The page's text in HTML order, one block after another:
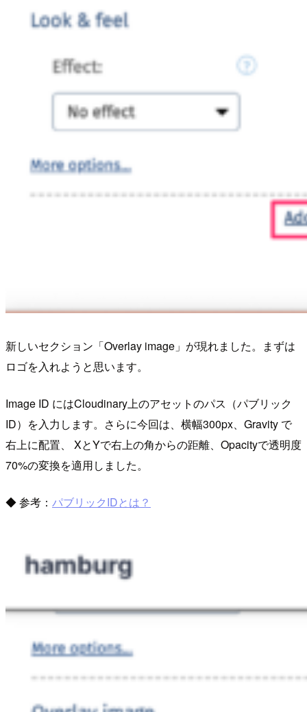
新しいセクション「Overlay image」が現れました。まずは
ロゴを入れようと思います。
Image ID にはCloudinary上のアセットのパス（パブリック
ID）を入力します。さらに今回は、横幅300px、Gravity で
右上に配置、 XとYで右上の角からの距離、Opacityで透明度
70%の変換を適用しました。
◆ 参考： パブリックIDとは？